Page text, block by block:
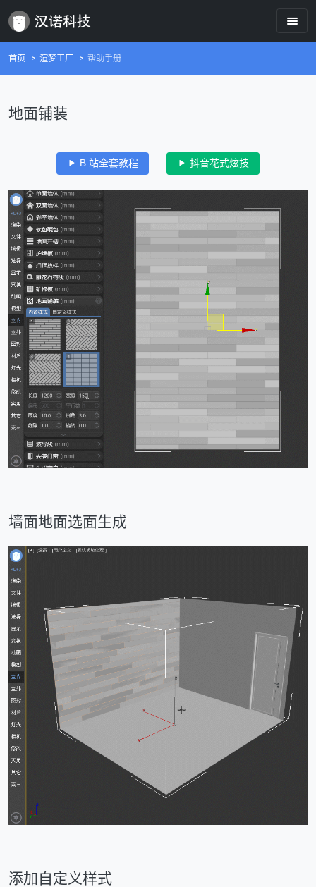
首页 渲梦工厂 帮助手册
地面铺装
B 站全套教程 抖音花式炫技
墙面地面选面生成
添加自定义样式